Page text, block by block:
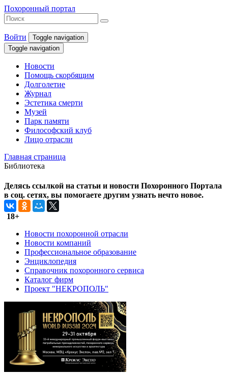
Похоронный портал
Войти
Toggle navigation
Toggle navigation
Новости
Помощь скорбящим
Долголетие
Журнал
Эстетика смерти
Музей
Парк памяти
Философский клуб
Лицо отрасли
Главная страница
Библиотека
Делясь ссылкой на статьи и новости Похоронного Портала
в соц. сетях, вы помогаете другим узнать нечто новое.
18+
Новости похоронной отрасли
Новости компаний
Профессиональное образование
Энциклопедия
Справочник похоронного сервиса
Каталог фирм
Проект "НЕКРОПОЛЬ"